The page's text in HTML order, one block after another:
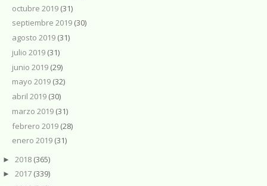
octubre 2019 (31)
septiembre 2019 (30)
agosto 2019 (31)
julio 2019 (31)
junio 2019 (29)
mayo 2019 (32)
abril 2019 (30)
marzo 2019 (31)
febrero 2019 (28)
enero 2019 (31)
► 2018 (365)
► 2017 (339)